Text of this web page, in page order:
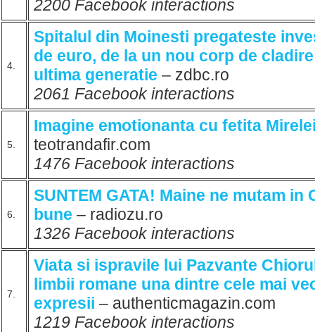
2200 Facebook interactions
4.
Spitalul din Moinesti pregateste
de euro, de la un nou corp de
ultima generatie – zdbc.ro
2061 Facebook interactions
5.
Imagine emotionanta cu fetita
teotrandafir.com
1476 Facebook interactions
6.
SUNTEM GATA! Maine ne mutam in
bune – radiozu.ro
1326 Facebook interactions
7.
Viata si ispravile lui Pazvante
limbii romane una dintre cele mai
expresii – authenticmagazin.com
1219 Facebook interactions